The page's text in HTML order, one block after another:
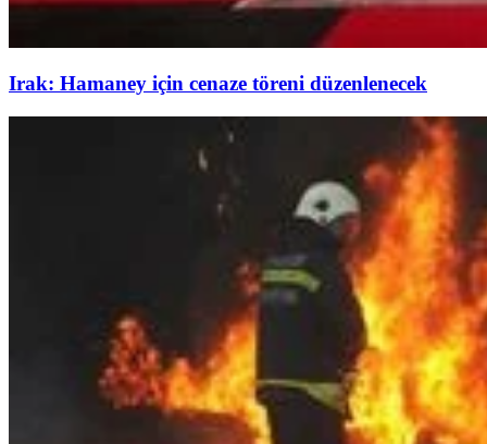
Irak: Hamaney için cenaze töreni düzenlenecek